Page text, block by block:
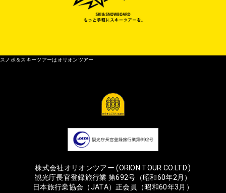
スノボ＆スキーツアーはオリオンツアー
株式会社オリオンツアー (ORION TOUR CO.LTD.)
観光庁長官登録旅行業 第692号（昭和60年2月）
日本旅行業協会（JATA）正会員（昭和60年3月）